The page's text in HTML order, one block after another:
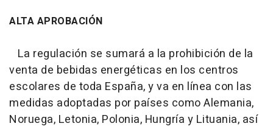
ALTA APROBACIÓN
La regulación se sumará a la prohibición de la
venta de bebidas energéticas en los centros
escolares de toda España, y va en línea con las
medidas adoptadas por países como Alemania,
Noruega, Letonia, Polonia, Hungría y Lituania, así